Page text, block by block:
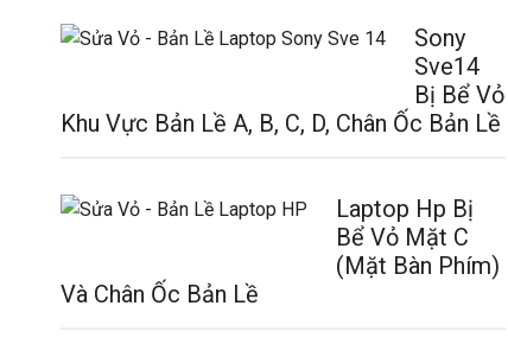
Sony
Sve14
Bị Bể Vỏ
Khu Vực Bản Lề A, B, C, D, Chân Ốc Bản Lề
Laptop Hp Bị
Bể Vỏ Mặt C
(Mặt Bàn Phím)
Và Chân Ốc Bản Lề